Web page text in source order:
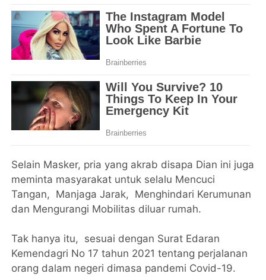
Selain Masker, pria yang akrab disapa Dian ini juga
meminta masyarakat untuk selalu Mencuci
Tangan, Manjaga Jarak, Menghindari Kerumunan
dan Mengurangi Mobilitas diluar rumah.
Tak hanya itu, sesuai dengan Surat Edaran
Kemendagri No 17 tahun 2021 tentang perjalanan
orang dalam negeri dimasa pandemi Covid-19.